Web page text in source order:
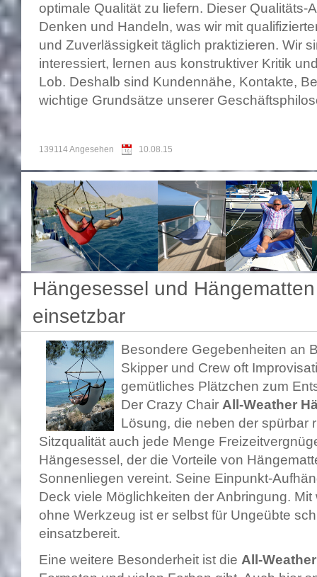
optimale Qualität zu liefern. Dieser Qualitäts-
Denken und Handeln, was wir mit
und Zuverlässigkeit täglich praktizieren. Wir
interessiert, lernen aus konstruktiver Kritik
Lob. Deshalb sind Kundennähe, Kontakte,
wichtige Grundsätze unserer
139114 Angesehen 10.08.15
Hängesessel und
einsetzbar
Besondere Gegebenheiten an
Skipper und Crew oft
gemütliches Plätzchen zum
Der Crazy Chair All-Weather
Lösung, die neben der spürbar
Sitzqualität auch jede Menge
Hängesessel, der die Vorteile von
Sonnenliegen vereint. Seine Einpunkt-
Deck viele Möglichkeiten der Anbringung.
ohne Werkzeug ist er selbst für Ungeübte
einsatzbereit.
Eine weitere Besonderheit ist die All-